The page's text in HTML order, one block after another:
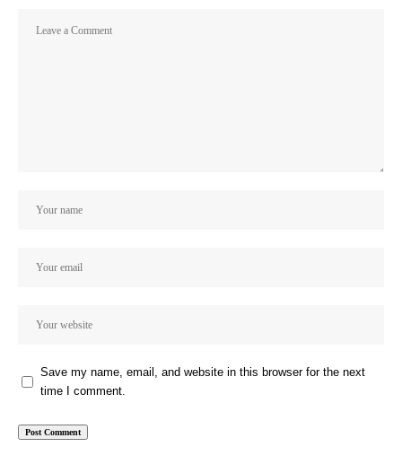
Save my name, email, and website in this browser for the next
time I comment.